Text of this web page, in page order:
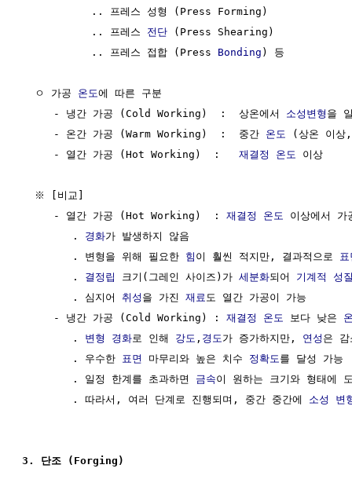
           .. 프레스 성형 (Press Forming)
           .. 프레스
전단 (Press Shearing)
           .. 프레스 접합 (Press
Bonding ) 등
  ㅇ 가공
온도에 따른 구분
     - 냉간 가공 (Cold Working)  :  상온에서
소성변형 을
     - 온간 가공 (Warm Working)  :  중간
온도
(상온 이상
     - 열간 가공 (Hot Working)  :
재결정 온도 이상
  ※ [비교]
     - 열간 가공 (Hot Working)  :
재결정 온도
이상에서 가
        .
경화가 발생하지 않음
        . 변형을 위해 필요한
힘 이 훨씬 적지만, 결과적으로 표
        .
결정립 크기(그레인 사이즈)가 세분화되어 기계적 성
        . 심지어
취성 을 가진 재료 도 열간 가공이 가능
     - 냉간 가공 (Cold Working) :
재결정 온도 보다 낮은
        .
변형 경화로 인해 강도 , 경도 가 증가하지만, 연성 은 감
        . 우수한
표면 마무리와 높은 치수 정확도 를 달성 가능
        . 일정 한계를 초과하면
금속이 원하는 크기와 형태에
        . 따라서, 여러 단계로 진행되며, 중간 중간에
소성 변
3. 단조 (Forging)